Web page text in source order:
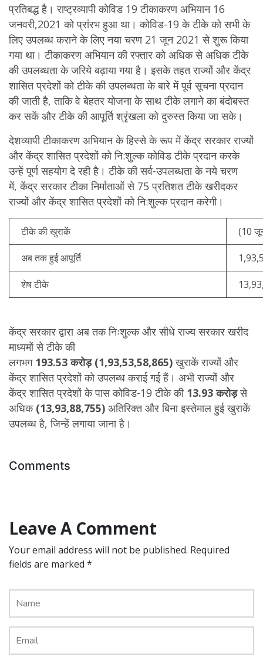
प्रतिबद्ध है। राष्ट्रव्यापी कोविड 19 टीकाकरण अभियान 16
जनवरी,2021 को प्रांरभ हुआ था। कोविड-19 के टीके को सभी के
लिए उपलब्ध कराने के लिए नया चरण 21 जून 2021 से शुरू किया
गया था। टीकाकरण अभियान की रफ्तार को अधिक से अधिक टीके
की उपलब्धता के जरिये बढ़ाया गया है। इसके तहत राज्यों और केंद्र
शासित प्रदेशों को टीके की उपलब्धता के बारे में पूर्व सूचना प्रदान
की जाती है, ताकि वे बेहतर योजना के साथ टीके लगाने का बंदोबस्त
कर सकें और टीके की आपूर्ति श्रृंखला को दुरुस्त किया जा सके।
देशव्यापी टीकाकरण अभियान के हिस्से के रूप में केंद्र सरकार राज्यों
और केंद्र शासित प्रदेशों को नि:शुल्क कोविड टीके प्रदान करके
उन्हें पूर्ण सहयोग दे रही है। टीके की सर्व-उपलब्धता के नये चरण
में, केंद्र सरकार टीका निर्माताओं से 75 प्रतिशत टीके खरीदकर
राज्यों और केंद्र शासित प्रदेशों को नि:शुल्क प्रदान करेगी।
टीके की खुराकें (10
अब तक हुई आपूर्ति
शेष टीके
केंद्र सरकार द्वारा अब तक निःशुल्क और सीधे राज्य सरकार खरीद
माध्यमों से टीके की
लगभग 193.53करोड़ (1,93,53,58,865) खुराकें राज्यों और
केंद्र शासित प्रदेशों को उपलब्ध कराई गई हैं। अभी राज्यों और
केंद्र शासित प्रदेशों के पास कोविड-19 टीके की 13.93करोड़ से
अधिक (13,93,88,755) अतिरिक्त और बिना इस्तेमाल हुई खुराकें
उपलब्‍ध है, जिन्हें लगाया जाना है।
Comments
Leave A Comment
Your email address will not be published. Required
fields are marked *